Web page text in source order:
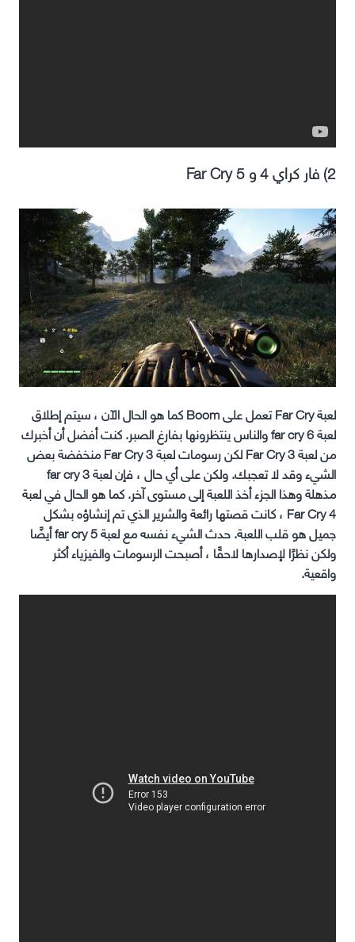
2) فار كراي 4 و 5 Far Cry
لعبة Far Cry تعمل على Boom كما هو الحال الآن ، سيتم إطلاق
لعبة far cry 6 والناس ينتظرونها بفارغ الصبر. كنت أفضل أن أخبرك
من لعبة Far Cry 3 لكن رسومات لعبة Far Cry 3 منخفضة بعض
الشيء وقد لا تعجبك. ولكن على أي حال ، فإن لعبة far cry 3
مذهلة وهذا الجزء أخذ اللعبة إلى مستوى آخر. كما هو الحال في لعبة
Far Cry 4 ، كانت قصتها رائعة والشرير الذي تم إنشاؤه بشكل
جميل هو قلب اللعبة. حدث الشيء نفسه مع لعبة far cry 5 أيضًا
ولكن نظرًا لإصدارها لاحقًا ، أصبحت الرسومات والفيزياء أكثر
واقعية.